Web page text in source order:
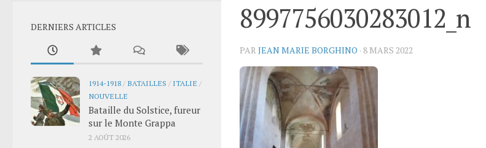
8997756030283012_n
PAR JEAN MARIE BORGHINO · 8 MARS 2022
DERNIERS ARTICLES
1914-1918 / BATAILLES / ITALIE /
NOUVELLE
Bataille du Solstice, fureur
sur le Monte Grappa
2 AOÛT 2026